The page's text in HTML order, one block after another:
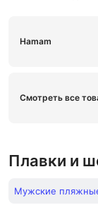
Hamam
Смотреть все
Плавки и
Мужские